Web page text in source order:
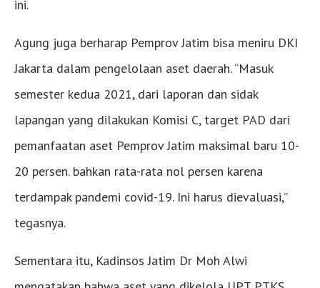
ini.
Agung juga berharap Pemprov Jatim bisa meniru DKI
Jakarta dalam pengelolaan aset daerah. “Masuk
semester kedua 2021, dari laporan dan sidak
lapangan yang dilakukan Komisi C, target PAD dari
pemanfaatan aset Pemprov Jatim maksimal baru 10-
20 persen. bahkan rata-rata nol persen karena
terdampak pandemi covid-19. Ini harus dievaluasi,”
tegasnya.
Sementara itu, Kadinsos Jatim Dr Moh Alwi